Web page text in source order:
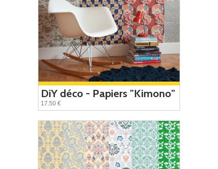
DiY déco - Papiers "Kimono"
17.50 €